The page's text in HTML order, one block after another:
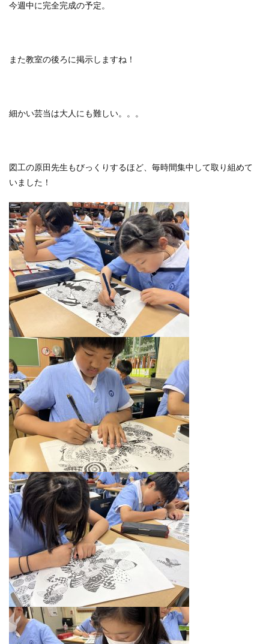
今週中に完全完成の予定。
また教室の後ろに掲示しますね！
細かい芸当は大人にも難しい。。。
図工の原田先生もびっくりするほど、毎時間集中して取り組めて
いました！